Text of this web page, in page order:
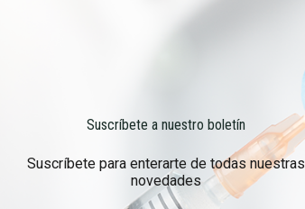
Suscríbete a nuestro boletín
Suscríbete para enterarte de todas nuestras
novedades